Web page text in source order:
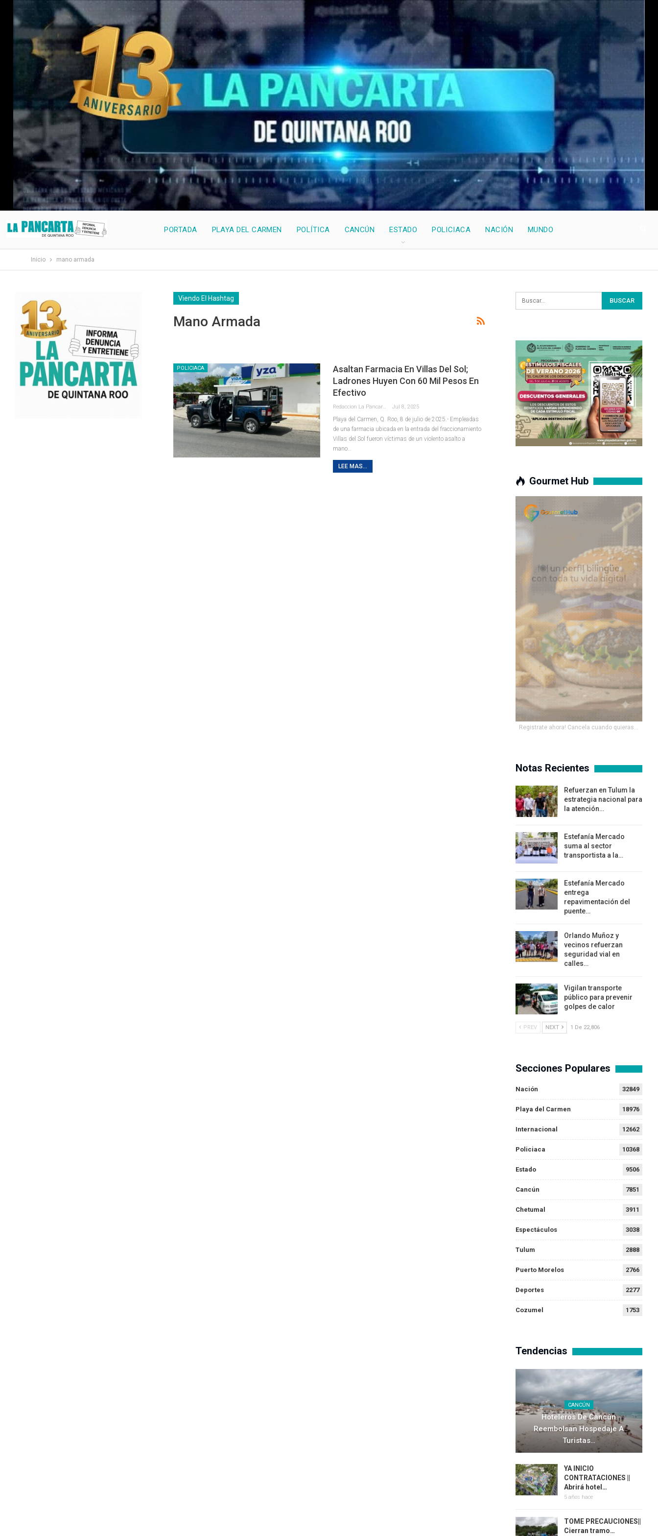
PORTADA PLAYA DEL CARMEN POLÍTICA CANCÚN ESTADO POLICIACA NACIÓN MUNDO
Inicio mano armada
Viendo El Hashtag
Mano Armada
POLICIACA
Asaltan Farmacia En Villas Del Sol;
Ladrones Huyen Con 60 Mil Pesos En
Efectivo
Jul 8, 2025
Playa del Carmen, Q. Roo, 8 de julio de 2025.- Empleadas
de una farmacia ubicada en la entrada del fraccionamiento
Villas del Sol fueron víctimas de un violento asalto a
mano
LEE MAS...
Gourmet Hub
Registrate ahora! Cancela cuando quieras...
Notas Recientes
Refuerzan en Tulum la
estrategia nacional para
la atención…
Estefanía Mercado
suma al sector
transportista a la…
Estefanía Mercado
entrega
repavimentación del
puente…
Orlando Muñoz y
vecinos refuerzan
seguridad vial en
calles…
Vigilan transporte
público para prevenir
golpes de calor
PREV NEXT 1 De 22,806
Secciones Populares
Nación 32849
Playa del Carmen 18976
Internacional 12662
Policiaca 10368
Estado 9506
Cancún 7851
Chetumal 3911
Espectáculos 3038
Tulum 2888
Puerto Morelos 2766
Deportes 2277
Cozumel 1753
Tendencias
CANCÚN
Hoteleros De Cancún
Reembolsan Hospedaje A
Turistas…
YA INICIO
CONTRATACIONES ||
Abrirá hotel…
5 años hace
TOME PRECAUCIONES||
Cierran tramo…